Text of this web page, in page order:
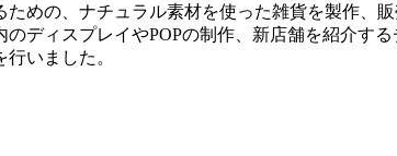
の、ナチュラル素材を使った雑貨を製作、販
ディスプレイやPOPの制作、新店舗を紹介す
いました。